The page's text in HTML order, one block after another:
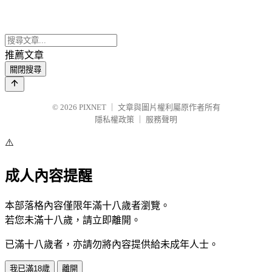
推薦文章
關閉搜尋
© 2026 PIXNET
文章與圖片權利屬原作者所有
隱私權政策
服務聲明
⚠️
成人內容提醒
本部落格內容僅限年滿十八歲者瀏覽。
若您未滿十八歲，請立即離開。
已滿十八歲者，亦請勿將內容提供給未成年人士。
我已滿18歲 離開